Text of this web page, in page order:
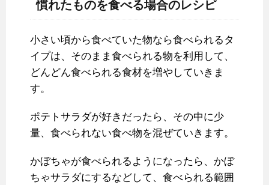
慣れたものを食べる場合のレシピ
小さい頃から食べていた物なら食べられるタ
イプは、そのまま食べられる物を利用して、
どんどん食べられる食材を増やしていきま
す。
ポテトサラダが好きだったら、その中に少
量、食べられない食べ物を混ぜていきます。
かぼちゃが食べられるようになったら、かぼ
ちゃサラダにするなどして、食べられる範囲